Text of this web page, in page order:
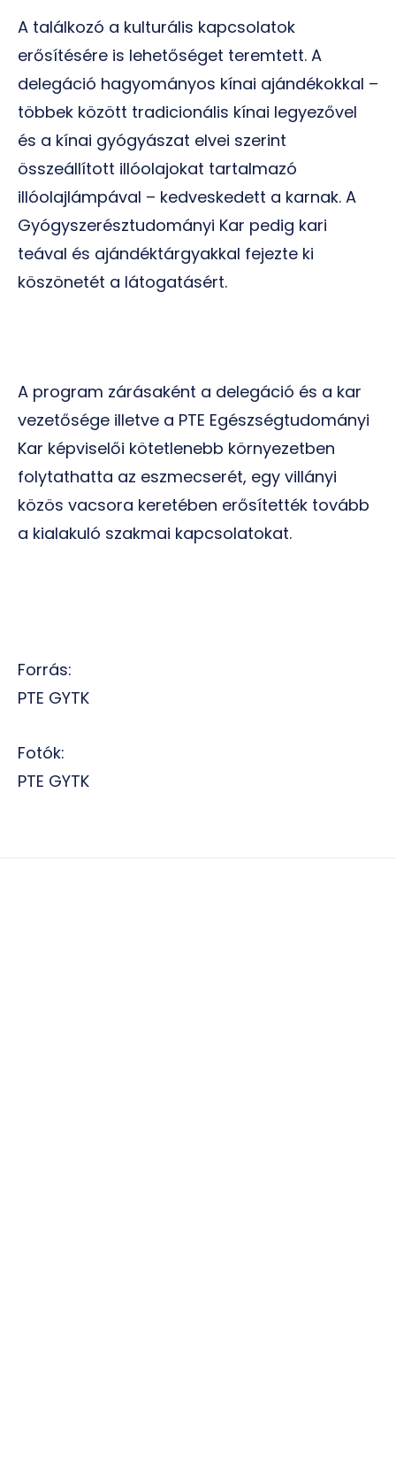
A találkozó a kulturális kapcsolatok
erősítésére is lehetőséget teremtett. A
delegáció hagyományos kínai ajándékokkal –
többek között tradicionális kínai legyezővel
és a kínai gyógyászat elvei szerint
összeállított illóolajokat tartalmazó
illóolajlámpával – kedveskedett a karnak. A
Gyógyszerésztudományi Kar pedig kari
teával és ajándéktárgyakkal fejezte ki
köszönetét a látogatásért.
A program zárásaként a delegáció és a kar
vezetősége illetve a PTE Egészségtudományi
Kar képviselői kötetlenebb környezetben
folytathatta az eszmecserét, egy villányi
közös vacsora keretében erősítették tovább
a kialakuló szakmai kapcsolatokat.
Forrás:
PTE GYTK
Fotók:
PTE GYTK